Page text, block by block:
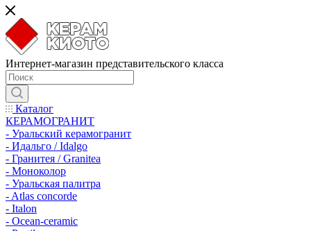
Интернет-магазин представительского класса
Каталог
КЕРАМОГРАНИТ
- Уральский керамогранит
- Идальго / Idalgo
- Гранитея / Granitea
- Моноколор
- Уральская палитра
- Atlas concorde
- Italon
- Ocean-ceramic